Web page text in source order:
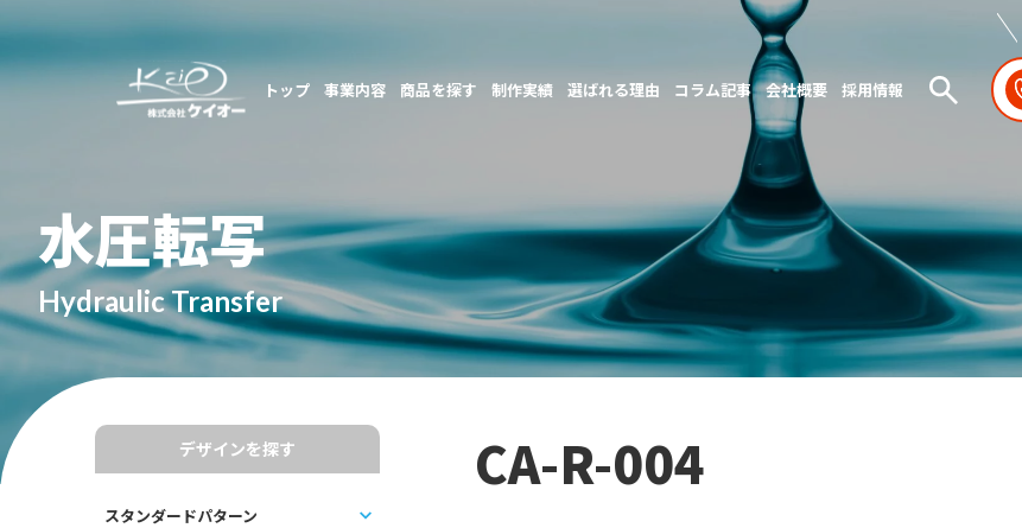
トップ 事業内容 商品を探す 制作実績 選ばれる理由 コラム記事 会社概要 採用情報
水圧転写
Hydraulic Transfer
デザインを探す
スタンダードパターン
CA-R-004